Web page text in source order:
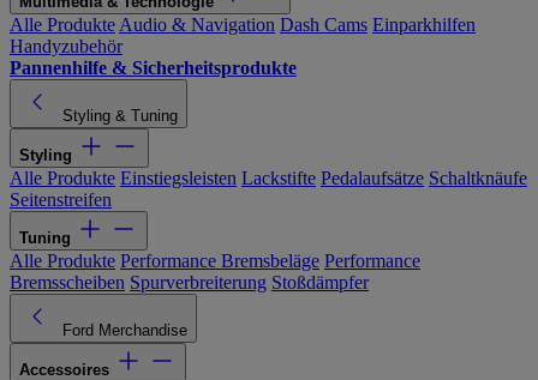
Alle Produkte Audio & Navigation Dash Cams Einparkhilfen
Handyzubehör
Pannenhilfe & Sicherheitsprodukte
Styling & Tuning
Styling
Alle Produkte Einstiegsleisten Lackstifte Pedalaufsätze Schaltknäufe
Seitenstreifen
Tuning
Alle Produkte Performance Bremsbeläge Performance
Bremsscheiben Spurverbreiterung Stoßdämpfer
Ford Merchandise
Accessoires